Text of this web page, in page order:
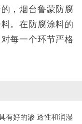
，烟台鲁蒙防腐
。在防腐涂料的
每一个环节严格
有好的渗 透性和润湿